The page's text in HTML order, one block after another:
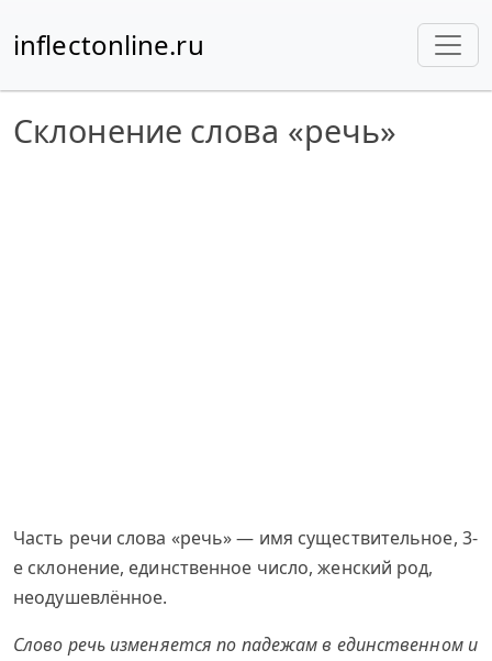
inflectonline.ru
Склонение слова «речь»
Часть речи слова «речь» — имя существительное, 3-
е склонение, единственное число, женский род,
неодушевлённое.
Слово речь изменяется по падежам в единственном и